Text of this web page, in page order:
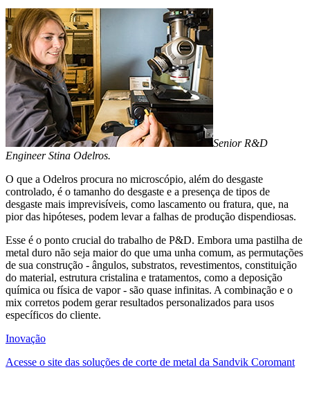
Senior R&D
Engineer Stina Odelros.
O que a Odelros procura no microscópio, além do desgaste
controlado, é o tamanho do desgaste e a presença de tipos de
desgaste mais imprevisíveis, como lascamento ou fratura, que, na
pior das hipóteses, podem levar a falhas de produção dispendiosas.
Esse é o ponto crucial do trabalho de P&D. Embora uma pastilha de
metal duro não seja maior do que uma unha comum, as permutações
de sua construção - ângulos, substratos, revestimentos, constituição
do material, estrutura cristalina e tratamentos, como a deposição
química ou física de vapor - são quase infinitas. A combinação e o
mix corretos podem gerar resultados personalizados para usos
específicos do cliente.
Inovação
Acesse o site das soluções de corte de metal da Sandvik Coromant